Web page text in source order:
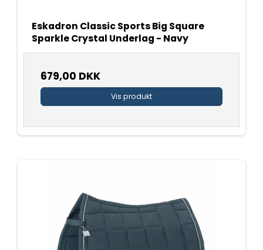
Eskadron Classic Sports Big Square
Sparkle Crystal Underlag - Navy
679,00 DKK
Vis produkt